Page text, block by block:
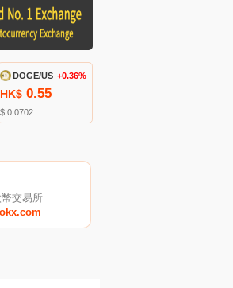
DOGE/US +0.36%
HK$ 0.55
$ 0.0702
交易所